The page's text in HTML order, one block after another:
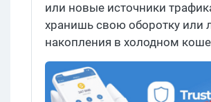
или новые источники
хранишь свою оборотку или
накопления в холодном
Траст, то самое время
сети начался настоящий
Wallet взломали —